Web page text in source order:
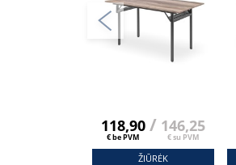
118,90
€ be PVM
/ 146,25
€ su PVM
ŽIŪRĖK